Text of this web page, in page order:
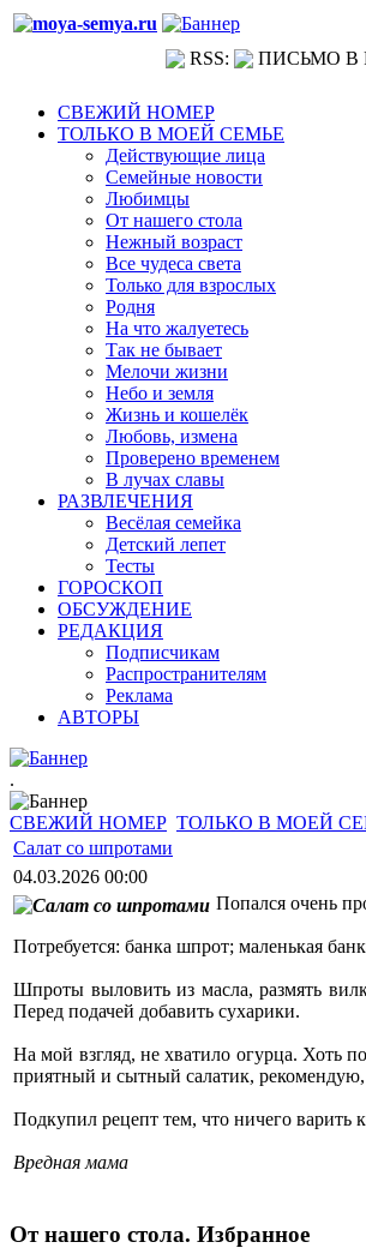
RSS: ПИСЬМО В
СВЕЖИЙ НОМЕР
ТОЛЬКО В МОЕЙ СЕМЬЕ
Действующие лица
Семейные новости
Любимцы
От нашего стола
Нежный возраст
Все чудеса света
Только для взрослых
Родня
На что жалуетесь
Так не бывает
Мелочи жизни
Небо и земля
Жизнь и кошелёк
Любовь, измена
Проверено временем
В лучах славы
РАЗВЛЕЧЕНИЯ
Весёлая семейка
Детский лепет
Тесты
ГОРОСКОП
ОБСУЖДЕНИЕ
РЕДАКЦИЯ
Подписчикам
Распространителям
Реклама
АВТОРЫ
.
СВЕЖИЙ НОМЕР ТОЛЬКО В МОЕЙ
Салат со шпротами
04.03.2026 00:00
Попался очень
Потребуется: банка шпрот; маленькая
Шпроты выловить из масла, размять
Перед подачей добавить сухарики.
На мой взгляд, не хватило огурца. Хоть
приятный и сытный салатик,
Подкупил рецепт тем, что ничего варить
Вредная мама
От нашего стола. Избранное